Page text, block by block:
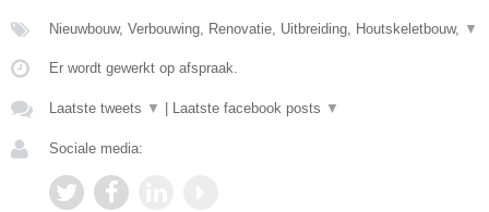
Nieuwbouw, Verbouwing, Renovatie, Uitbreiding, Houtskeletbouw, ▼
Er wordt gewerkt op afspraak.
Laatste tweets ▼ Laatste facebook posts ▼
Sociale media: